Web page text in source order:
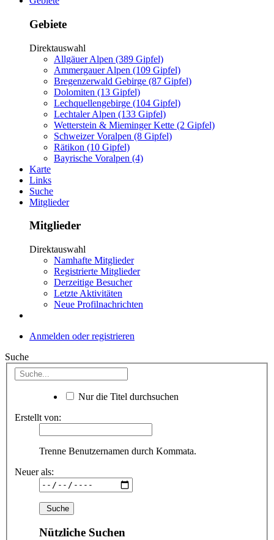
Gebiete
Direktauswahl
Allgäuer Alpen (389 Gipfel)
Ammergauer Alpen (109 Gipfel)
Bregenzerwald Gebirge (87 Gipfel)
Dolomiten (13 Gipfel)
Lechquellengebirge (104 Gipfel)
Lechtaler Alpen (133 Gipfel)
Wetterstein & Mieminger Kette (2 Gipfel)
Schweizer Voralpen (8 Gipfel)
Rätikon (10 Gipfel)
Bayrische Voralpen (4)
Karte
Links
Suche
Mitglieder
Mitglieder
Direktauswahl
Namhafte Mitglieder
Registrierte Mitglieder
Derzeitige Besucher
Letzte Aktivitäten
Neue Profilnachrichten
Anmelden oder registrieren
Suche
Nur die Titel durchsuchen
Erstellt von:
Trenne Benutzernamen durch Kommata.
Neuer als:
Nützliche Suchen